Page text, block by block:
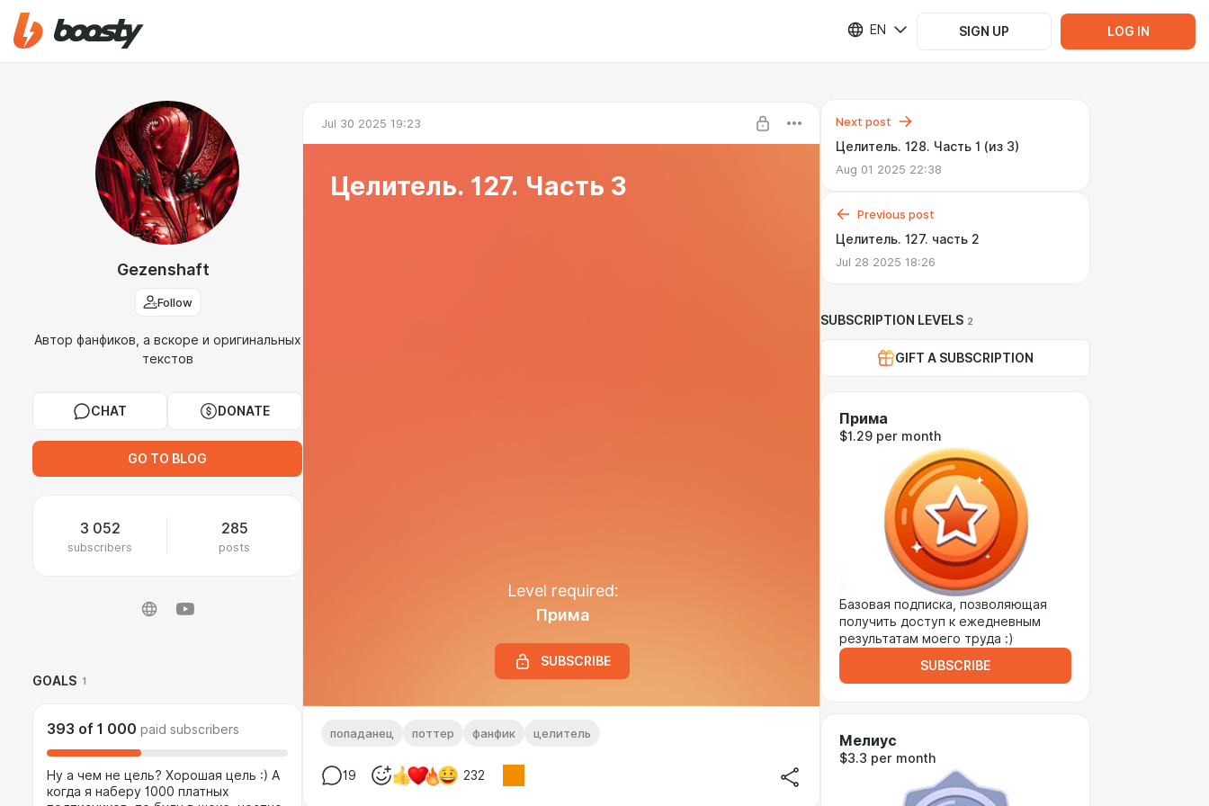
EN SIGN UP LOG IN
Gezenshaft
Follow
Автор фанфиков, а вскоре и оригинальных
текстов
CHAT DONATE
GO TO BLOG
3 052
subscribers
285
posts
GOALS 1
393 of 1 000 paid subscribers
Ну а чем не цель? Хорошая цель :) А
когда я наберу 1000 платных
Jul 30 2025 19:23
Целитель. 127. Часть 3
Level required:
Прима
SUBSCRIBE
попаданец поттер фанфик целитель
19 232
Next post
Целитель. 128. Часть 1 (из 3)
Aug 01 2025 22:38
Previous post
Целитель. 127. часть 2
Jul 28 2025 18:26
SUBSCRIPTION LEVELS 2
GIFT A SUBSCRIPTION
Прима
$1.29 per month
Базовая подписка, позволяющая
получить доступ к ежедневным
результатам моего труда :)
SUBSCRIBE
Мелиус
$3.3 per month